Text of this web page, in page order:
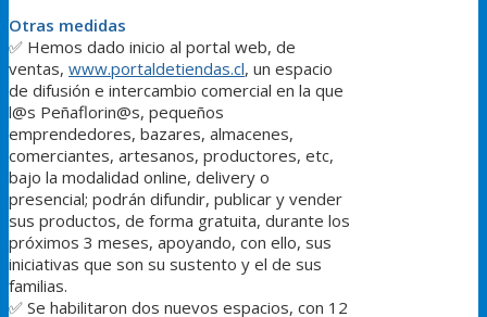
Otras medidas
✅ Hemos dado inicio al portal web, de
ventas, www.portaldetiendas.cl, un espacio
de difusión e intercambio comercial en la que
l@s Peñaflorin@s, pequeños
emprendedores, bazares, almacenes,
comerciantes, artesanos, productores, etc,
bajo la modalidad online, delivery o
presencial; podrán difundir, publicar y vender
sus productos, de forma gratuita, durante los
próximos 3 meses, apoyando, con ello, sus
iniciativas que son su sustento y el de sus
familias.
✅ Se habilitaron dos nuevos espacios, con 12